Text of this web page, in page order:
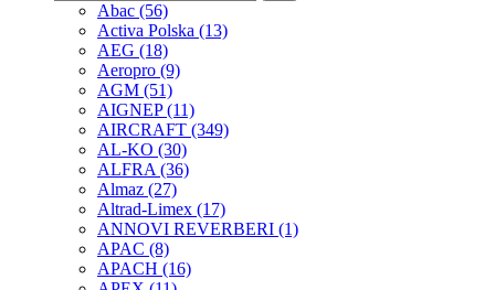
Abac (56)
Activa Polska (13)
AEG (18)
Aeropro (9)
AGM (51)
AIGNEP(11)
AIRCRAFT (349)
AL-KO (30)
ALFRA (36)
Almaz (27)
Altrad-Limex (17)
ANNOVI REVERBERI (1)
APAC (8)
APACH (16)